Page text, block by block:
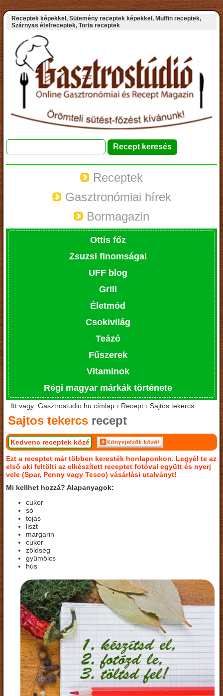
Receptek képekkel, Sütemény receptek képekkel, Muffin receptek,
Szárnyas ételreceptek, Torta receptek
Receptek
Gasztronómiai hírek
Bormagazin
Ottis főz
Zsuzsi finomságai
UFF blog
Grill
Életmód
Csokivilág
Teázó
Fűszerek
Vitaminok
Régi magyar márkák története
Itt vagy: Gasztrostudio.hu címlap › Recept › Sajtos tekercs
Sajtos tekercs recept
Kedvenc receptek közé
Ezt a receptet már többen keresték honlaponkon. Legyél te az
első aki feltölti az elkészített receptet fotóval együtt és nyerj
vele (Spar, Penny vagy Tesco) vásárlási utalványt!
Mi kellhet hozzá? Alapanyagok:
cukor
só
tojás
liszt
margarin
cukor
zöldség
gyümölcs
hús